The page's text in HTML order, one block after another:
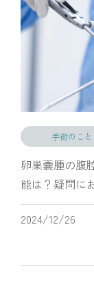
手術のこと
卵巣嚢腫の腹
能は？疑問に
2024/12/26